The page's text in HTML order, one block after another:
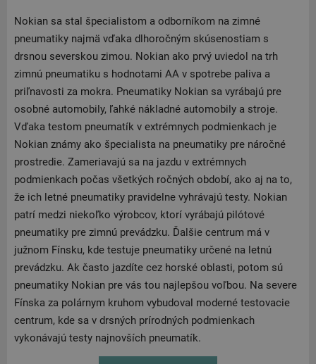
Nokian sa stal špecialistom a odborníkom na zimné
pneumatiky najmä vďaka dlhoročným skúsenostiam s
drsnou severskou zimou. Nokian ako prvý uviedol na trh
zimnú pneumatiku s hodnotami AA v spotrebe paliva a
priľnavosti za mokra. Pneumatiky Nokian sa vyrábajú pre
osobné automobily, ľahké nákladné automobily a stroje.
Vďaka testom pneumatík v extrémnych podmienkach je
Nokian známy ako špecialista na pneumatiky pre náročné
prostredie. Zameriavajú sa na jazdu v extrémnych
podmienkach počas všetkých ročných období, ako aj na to,
že ich letné pneumatiky pravidelne vyhrávajú testy. Nokian
patrí medzi niekoľko výrobcov, ktorí vyrábajú pilótové
pneumatiky pre zimnú prevádzku. Ďalšie centrum má v
južnom Fínsku, kde testuje pneumatiky určené na letnú
prevádzku. Ak často jazdíte cez horské oblasti, potom sú
pneumatiky Nokian pre vás tou najlepšou voľbou. Na severe
Fínska za polárnym kruhom vybudoval moderné testovacie
centrum, kde sa v drsných prírodných podmienkach
vykonávajú testy najnovších pneumatík.